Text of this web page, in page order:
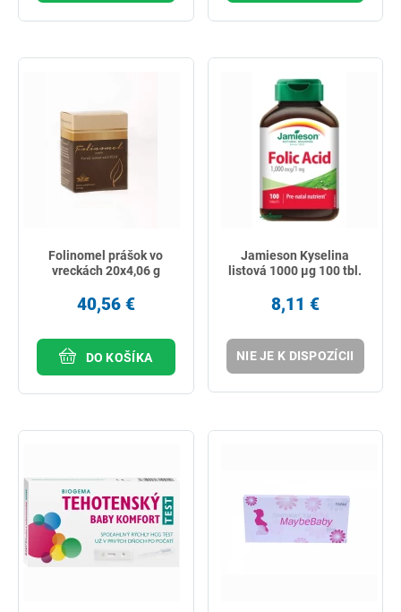
Folinomel prášok vo
vreckách 20x4,06 g
40,56 €
DO KOŠÍKA
Jamieson Kyselina
listová 1000 µg 100 tbl.
8,11 €
NIE JE K DISPOZÍCII